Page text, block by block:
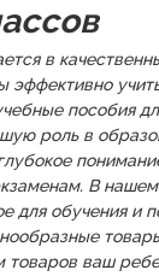
в
эффективно
пособия
роль в
В
для обучения и
ваш